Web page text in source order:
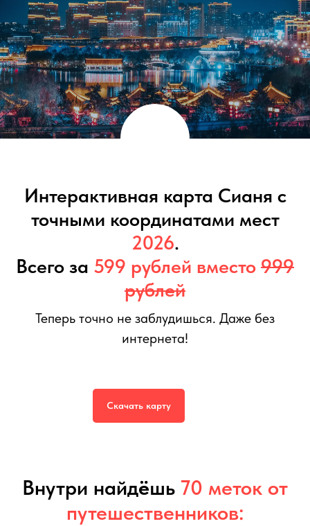
Интерактивная карта Сианя с
точными координатами мест
2026.
Всего за 599 рублей вместо 999
рублей
Теперь точно не заблудишься. Даже без
интернета!
Скачать карту
Внутри найдёшь 70 меток от
путешественников: